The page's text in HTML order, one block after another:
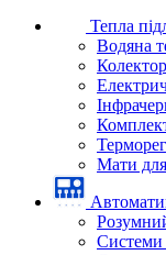
Тепла
Водяна
Мати для
Системи